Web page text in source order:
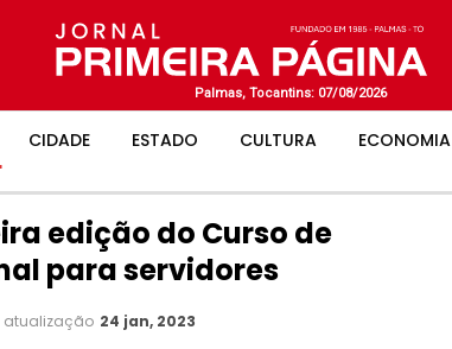
Palmas, Tocantins: 07/08/2026
CIDADE ESTADO CULTURA ECONOMIA
edição do Curso de
para servidores
atualização 24 jan, 2023